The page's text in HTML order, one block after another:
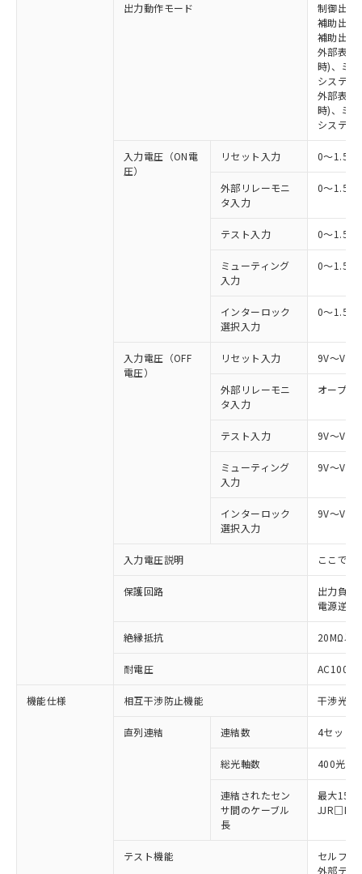
出力動作モード
制御出力
補助出力
補助出力
外部表示
時)、ミ
システム
外部表示
時)、ミ
システム
入力電圧（ON電
圧）
リセット入力 0～1.5V
外部リレーモニ
タ入力
0～1.5V
テスト入力 0～1.5V
ミューティング
入力
0～1.5V
インターロック
選択入力
0～1.5V
入力電圧（OFF
電圧）
リセット入力 9V～Vs
外部リレーモニ
タ入力
オープン
テスト入力 9V～Vs
ミューティング
入力
9V～Vs
インターロック
選択入力
9V～Vs
入力電圧説明 ここでの
保護回路
出力負荷
電源逆接
絶縁抵抗 20MΩ以
耐電圧
機能仕様 相互干渉防止機能 干渉光回
直列連結 連結数 4セット
総光軸数 400光軸
連結されたセン
サ間のケーブル
長
最大15m
JJR□L）
テスト機能
セルフテ
外部テス
ご利用条件
本サービスは、当社制御機器事業取扱
商品の当社在庫状況および標準価格
(税抜)を提供させていただくもので
当社制御機器事業取扱商品の中には、
※1 対応状況
対応済み：EU RoHS指令（10物質）の
非含有に対応した製品が提供可能な商品で
有に対応した製品に切り替える予定のある
対応予定なし：EU RoHS指令（10物質）の
非含有の対応状況を調査中または確認中の
非該当品：ライセンス料など無形物で、有
害物質有無と関係のない商品です。
「○」：最大均質材料含有率が中国RoHSの
基準値以下であることを示します。
「×」：最大均質材料含有率が中国RoHSの